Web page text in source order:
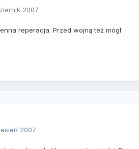
2007
reperacja. Przed wojną też mógł
2007